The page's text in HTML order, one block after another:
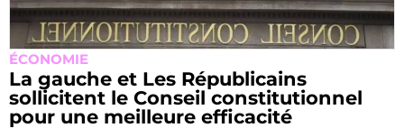
ÉCONOMIE
La gauche et Les Républicains
sollicitent le Conseil constitutionnel
pour une meilleure efficacité